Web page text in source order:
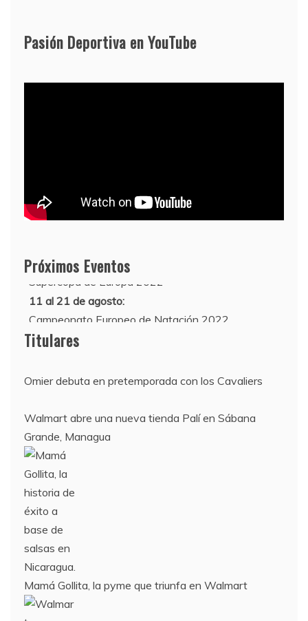
Pasión Deportiva en YouTube
Próximos Eventos
11 al 21 de agosto:
Campeonato Europeo de Natación 2022
12 de agosto:
Empieza La Liga 2022-2023
Titulares
Omier debuta en pretemporada con los Cavaliers
Walmart abre una nueva tienda Palí en Sábana
Grande, Managua
Mamá Gollita, la pyme que triunfa en Walmart